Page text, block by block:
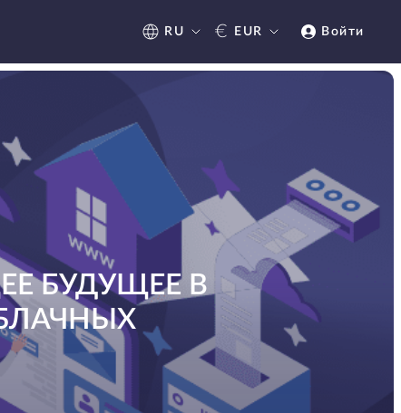
RU € EUR Войти
БУДУЩЕЕ В